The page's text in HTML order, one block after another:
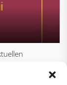
auf unseren